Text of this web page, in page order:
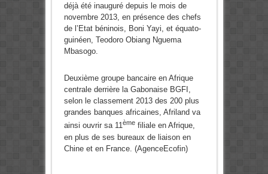
déjà été inauguré depuis le mois de
novembre 2013, en présence des chefs
de l’Etat béninois, Boni Yayi, et équato-
guinéen, Teodoro Obiang Nguema
Mbasogo.
Deuxième groupe bancaire en Afrique
centrale derrière la Gabonaise BGFI,
selon le classement 2013 des 200 plus
grandes banques africaines, Afriland va
ainsi ouvrir sa 11èmefiliale en Afrique,
en plus de ses bureaux de liaison en
Chine et en France. (AgenceEcofin)